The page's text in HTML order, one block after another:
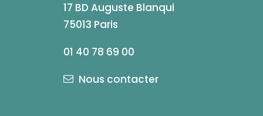
17 BD Auguste Blanqui
75013 Paris
01 40 78 69 00
Nous contacter